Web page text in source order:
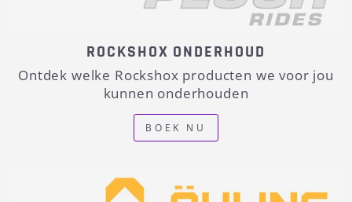
ROCKSHOX ONDERHOUD
Ontdek welke Rockshox producten we voor jou
kunnen onderhouden
BOEK NU